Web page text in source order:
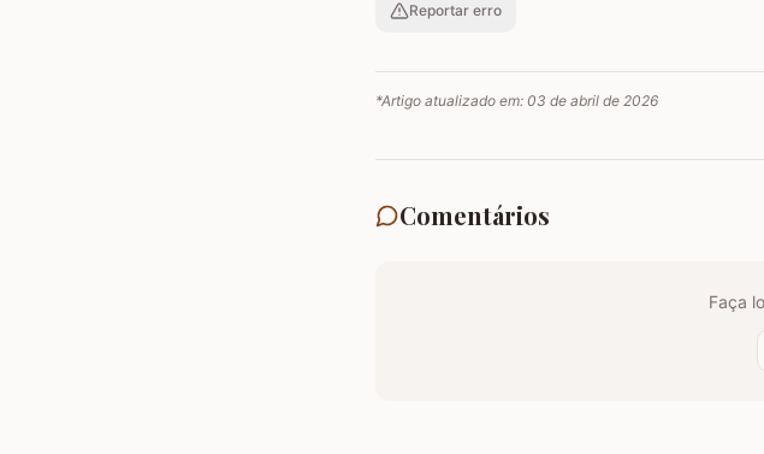
Reportar erro
*Artigo atualizado em: 03 de abril de 2026
Comentários
Faça